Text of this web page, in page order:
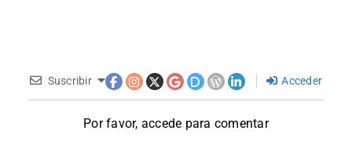
Suscribir Acceder
Por favor, accede para comentar